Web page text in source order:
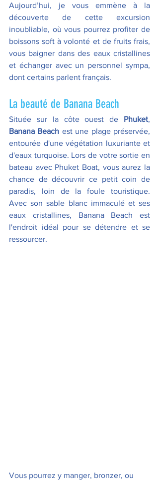
Aujourd’hui, je vous emmène à la
découverte de cette excursion
inoubliable, où vous pourrez profiter de
boissons soft à volonté et de fruits frais,
vous baigner dans des eaux cristallines
et échanger avec un personnel sympa,
dont certains parlent français.
La beauté de Banana Beach
Située sur la côte ouest de Phuket
Banana Beach est une plage préservée,
entourée d'une végétation luxuriante et
d'eaux turquoise. Lors de votre sortie en
bateau avec Phuket Boat, vous aurez la
chance de découvrir ce petit coin de
paradis, loin de la foule touristique.
Avec son sable blanc immaculé et ses
eaux cristallines, Banana Beach est
l'endroit idéal pour se détendre et se
ressourcer.
Vous pourrez y manger, bronzer, ou